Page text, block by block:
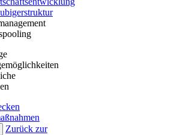
Zurück zur